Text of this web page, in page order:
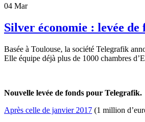
04 Mar
Silver économie : levée
Basée à Toulouse, la société Telegrafik
Elle équipe déjà plus de 1000 chambres
Nouvelle levée de fonds pour Telegrafik.
Après celle de janvier 2017 (1 million